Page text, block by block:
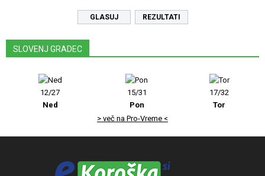
REZULTATI
SLOVENJ GRADEC
12/27
Ned
15/31
Pon
17/32
Tor
> več na Pro-Vreme <